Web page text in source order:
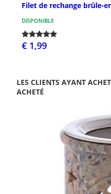
Filet de rechange brûle-
DISPONIBLE
€ 1,99
LES CLIENTS AYANT
ACHETÉ